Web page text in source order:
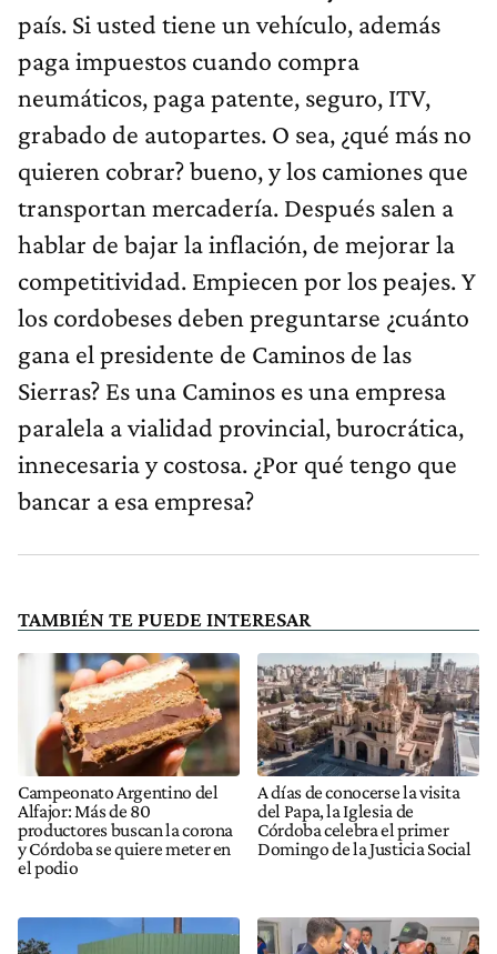
país. Si usted tiene un vehículo, además
paga impuestos cuando compra
neumáticos, paga patente, seguro, ITV,
grabado de autopartes. O sea, ¿qué más no
quieren cobrar? bueno, y los camiones que
transportan mercadería. Después salen a
hablar de bajar la inflación, de mejorar la
competitividad. Empiecen por los peajes. Y
los cordobeses deben preguntarse ¿cuánto
gana el presidente de Caminos de las
Sierras? Es una Caminos es una empresa
paralela a vialidad provincial, burocrática,
innecesaria y costosa. ¿Por qué tengo que
bancar a esa empresa?
TAMBIÉN TE PUEDE INTERESAR
Campeonato Argentino del
Alfajor: Más de 80
productores buscan la corona
y Córdoba se quiere meter en
el podio
A días de conocerse la visita
del Papa, la Iglesia de
Córdoba celebra el primer
Domingo de la Justicia Social